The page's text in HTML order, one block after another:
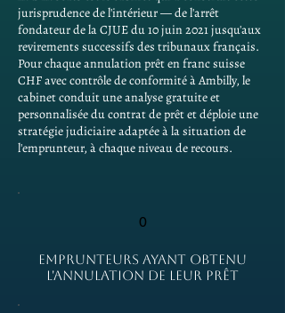
jurisprudence de l'intérieur — de l'arrêt
fondateur de la CJUE du 10 juin 2021 jusqu'aux
revirements successifs des tribunaux français.
Pour chaque annulation prêt en franc suisse
CHF avec contrôle de conformité à Ambilly, le
cabinet conduit une analyse gratuite et
personnalisée du contrat de prêt et déploie une
stratégie judiciaire adaptée à la situation de
l'emprunteur, à chaque niveau de recours.
0
EMPRUNTEURS AYANT OBTENU
L'ANNULATION DE LEUR PRÊT